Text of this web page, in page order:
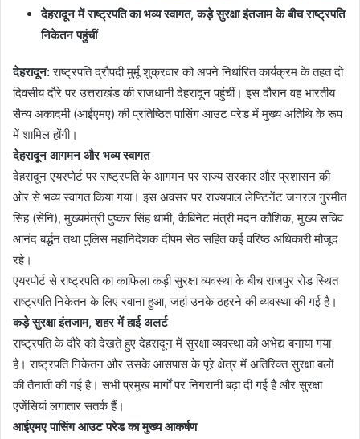
देहरादून में राष्ट्रपति का भव्य स्वागत,कड़े सुरक्षा इंतजाम के बीच राष्ट्रपति
निकेतन पहुंचीं
देहरादून:राष्ट्रपति द्रौपदी मुर्मू शुक्रवार को अपने निर्धारित कार्यक्रम के तहत दो
दिवसीय दौरे पर उत्तराखंड की राजधानी देहरादून पहुंचीं। इस दौरान वह भारतीय
सैन्य अकादमी (आईएमए) की प्रतिष्ठित पासिंग आउट परेड में मुख्य अतिथि के रूप
में शामिल होंगी।
देहरादून आगमन और भव्य स्वागत
देहरादून एयरपोर्ट पर राष्ट्रपति के आगमन पर राज्य सरकार और प्रशासन की
ओर से भव्य स्वागत किया गया। इस अवसर पर राज्यपाल लेफ्टिनेंट जनरल गुरमीत
सिंह (सेनि), मुख्यमंत्री पुष्कर सिंह धामी, कैबिनेट मंत्री मदन कौशिक, मुख्य सचिव
आनंद बर्द्धन तथा पुलिस महानिदेशक दीपम सेठ सहित कई वरिष्ठ अधिकारी मौजूद
रहे।
एयरपोर्ट से राष्ट्रपति का काफिला कड़ी सुरक्षा व्यवस्था के बीच राजपुर रोड स्थित
राष्ट्रपति निकेतन के लिए रवाना हुआ, जहां उनके ठहरने की व्यवस्था की गई है।
कड़े सुरक्षा इंतजाम,शहर में हाई अलर्ट
राष्ट्रपति के दौरे को देखते हुए देहरादून में सुरक्षा व्यवस्था को अभेद्य बनाया गया
है। राष्ट्रपति निकेतन और उसके आसपास के पूरे क्षेत्र में अतिरिक्त सुरक्षा बलों
की तैनाती की गई है। सभी प्रमुख मार्गों पर निगरानी बढ़ा दी गई है और सुरक्षा
एजेंसियां लगातार सतर्क हैं।
आईएमए पासिंग आउट परेड का मुख्य आकर्षण